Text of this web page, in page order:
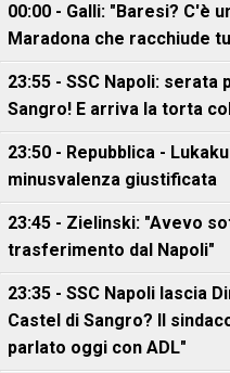
00:00 - Galli: "Baresi? C'è
Maradona che racchiude
23:55 - SSC Napoli:
Sangro! E arriva la torta col
23:50 - Repubblica -
minusvalenza giustificata
23:45 - Zielinski: "Avevo
trasferimento dal Napoli"
23:35 - SSC Napoli lascia
Castel di Sangro? Il
parlato oggi con ADL"